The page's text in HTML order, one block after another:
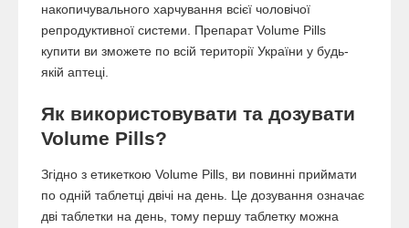
накопичувального харчування всієї чоловічої
репродуктивної системи. Препарат Volume Pills
купити ви зможете по всій території України у будь-
якій аптеці.
Як використовувати та дозувати
Volume Pills?
Згідно з етикеткою Volume Pills, ви повинні приймати
по одній таблетці двічі на день. Це дозування означає
дві таблетки на день, тому першу таблетку можна